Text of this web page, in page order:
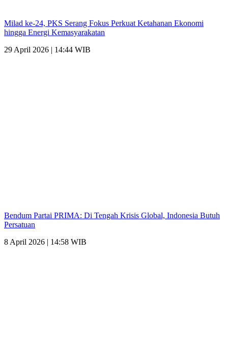
Milad ke-24, PKS Serang Fokus Perkuat Ketahanan Ekonomi
hingga Energi Kemasyarakatan
29 April 2026 | 14:44 WIB
Bendum Partai PRIMA: Di Tengah Krisis Global, Indonesia Butuh
Persatuan
8 April 2026 | 14:58 WIB